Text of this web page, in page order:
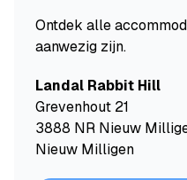
Ontdek alle
aanwezig zijn.
Landal Rabbit Hill
Grevenhout 21
3888 NR Nieuw
Nieuw Milligen